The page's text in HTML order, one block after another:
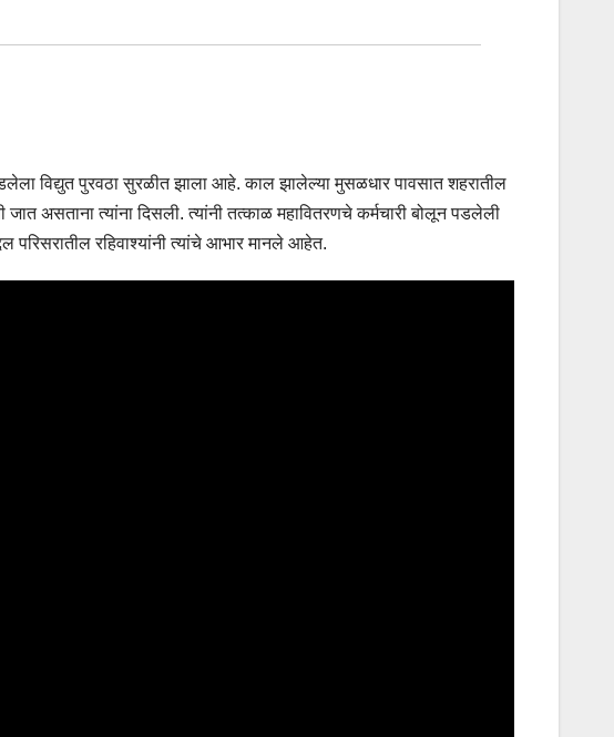
विद्युत पुरवठा सुरळीत झाला आहे. काल झालेल्या मुसळधार पावसात शहरातील
असताना त्यांना दिसली. त्यांनी तत्काळ महावितरणचे कर्मचारी बोलून पडलेली
परिसरातील रहिवाश्यांनी त्यांचे आभार मानले आहेत.